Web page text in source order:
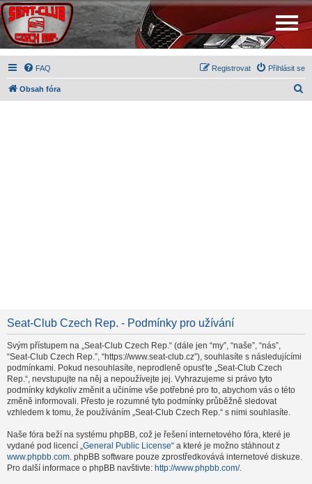
FAQ Přihlásit se
Registrovat
Obsah fóra
Seat-Club Czech Rep. - Podmínky pro užívání
Svým přístupem na „Seat-Club Czech Rep.“ (dále jen “my”, “naše”, “nás”,
“Seat-Club Czech Rep.”, “https://www.seat-club.cz”), souhlasíte s následujícími
podmínkami. Pokud nesouhlasíte, neprodleně opusťte „Seat-Club Czech
Rep.“, nevstupujte na něj a nepoužívejte jej. Vyhrazujeme si právo tyto
podmínky kdykoliv změnit a učiníme vše potřebné pro to, abychom vás o této
změně informovali. Přesto je rozumné tyto podmínky průběžně sledovat
vzhledem k tomu, že používáním „Seat-Club Czech Rep.“ s nimi souhlasíte.
Naše fóra beží na systému phpBB, což je řešení internetového fóra, které je
vydané pod licencí „General Public License“ a které je možno stáhnout z
www.phpbb.com. phpBB software pouze zprostředkovává internetové diskuze.
Pro další informace o phpBB navštivte: http://www.phpbb.com/.